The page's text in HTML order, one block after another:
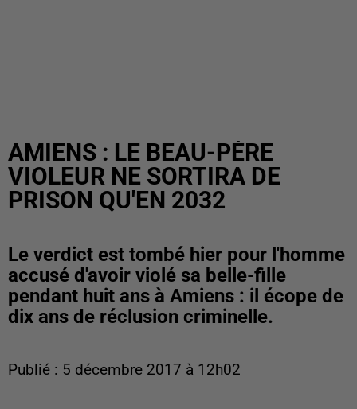
AMIENS : LE BEAU-PÈRE
VIOLEUR NE SORTIRA DE
PRISON QU'EN 2032
Le verdict est tombé hier pour l'homme
accusé d'avoir violé sa belle-fille
pendant huit ans à Amiens : il écope de
dix ans de réclusion criminelle.
Publié : 5 décembre 2017 à 12h02